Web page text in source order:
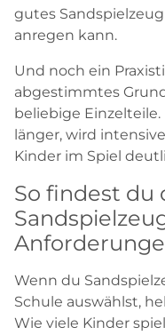
gutes
anregen kann.
Und noch ein
abgestimmtes
beliebige
länger, wird
Kinder im Spiel
So findest du
Wenn du
Schule auswählst,
Wie viele Kinder